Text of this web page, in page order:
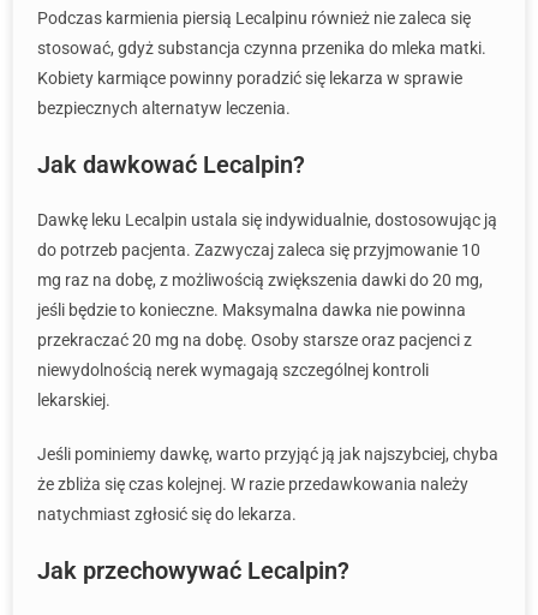
Podczas karmienia piersią Lecalpinu również nie zaleca się
stosować, gdyż substancja czynna przenika do mleka matki.
Kobiety karmiące powinny poradzić się lekarza w sprawie
bezpiecznych alternatyw leczenia.
Jak dawkować Lecalpin?
Dawkę leku Lecalpin ustala się indywidualnie, dostosowując ją
do potrzeb pacjenta. Zazwyczaj zaleca się przyjmowanie 10
mg raz na dobę, z możliwością zwiększenia dawki do 20 mg,
jeśli będzie to konieczne. Maksymalna dawka nie powinna
przekraczać 20 mg na dobę. Osoby starsze oraz pacjenci z
niewydolnością nerek wymagają szczególnej kontroli
lekarskiej.
Jeśli pominiemy dawkę, warto przyjąć ją jak najszybciej, chyba
że zbliża się czas kolejnej. W razie przedawkowania należy
natychmiast zgłosić się do lekarza.
Jak przechowywać Lecalpin?